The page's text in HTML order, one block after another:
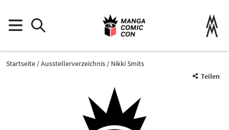
Startseite Ausstellerverzeichnis
Nikki Smits
Teilen